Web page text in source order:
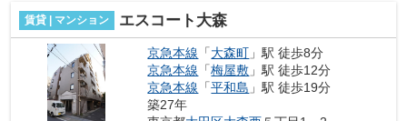
賃貸 | マンション エスコート大森
京急本線 「大森町 」駅 徒歩8分
京急本線 「梅屋敷 」駅 徒歩12分
京急本線 「平和島 」駅 徒歩19分
築27年